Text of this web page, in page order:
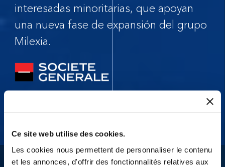
Ce site web utilise des cookies.
Les cookies nous permettent de personnaliser le contenu
et les annonces, d'offrir des fonctionnalités relatives aux
interesadas minoritarias, que apoyan
una nueva fase de expansión del grupo
Milexia.